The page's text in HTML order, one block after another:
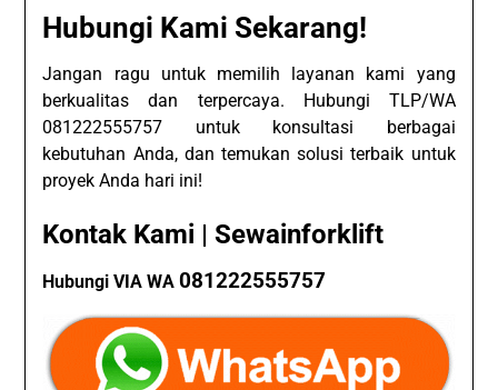
Hubungi Kami Sekarang!
Jangan ragu untuk memilih layanan kami yang
berkualitas dan terpercaya. Hubungi TLP/WA
081222555757 untuk konsultasi berbagai
kebutuhan Anda, dan temukan solusi terbaik untuk
proyek Anda hari ini!
Kontak Kami | Sewainforklift
Hubungi VIA WA081222555757